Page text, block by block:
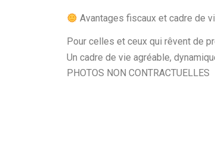
Avantages fiscaux et cadre de
Pour celles et ceux qui rêvent de
Un cadre de vie agréable,
PHOTOS NON CONTRACTUELLES